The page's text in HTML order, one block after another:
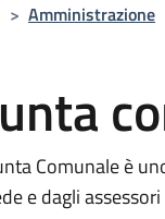
> Amministrazione
Comunale è
e dagli